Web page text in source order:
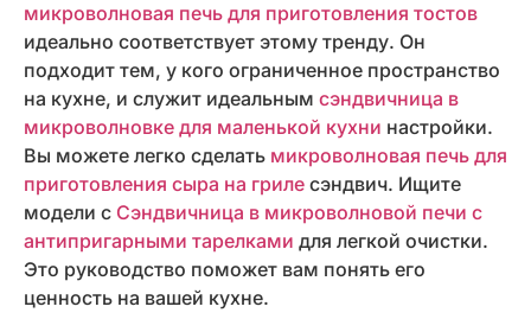
микроволновая печь для приготовления тостов
идеально соответствует этому тренду. Он
подходит тем, у кого ограниченное пространство
на кухне, и служит идеальным сэндвичница в
микроволновке для маленькой кухни настройки.
Вы можете легко сделать микроволновая печь для
приготовления сыра на гриле сэндвич. Ищите
модели с Сэндвичница в микроволновой печи с
антипригарными тарелками для легкой очистки.
Это руководство поможет вам понять его
ценность на вашей кухне.